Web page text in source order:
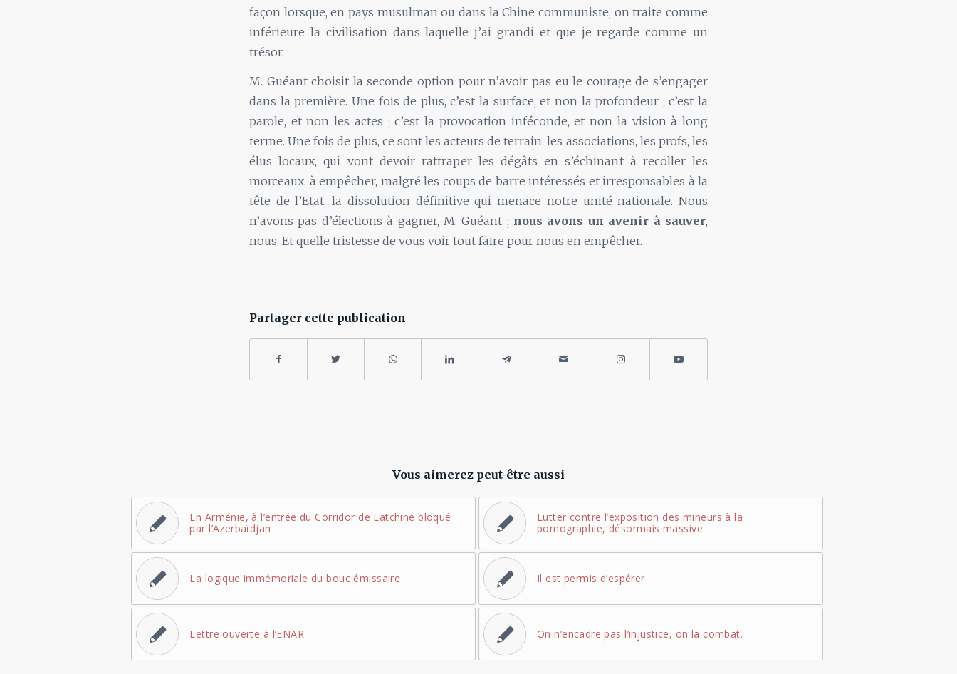
façon lorsque, en pays musulman ou dans la Chine communiste, on traite comme
inférieure la civilisation dans laquelle j’ai grandi et que je regarde comme un
trésor.
M. Guéant choisit la seconde option pour n’avoir pas eu le courage de s’engager
dans la première. Une fois de plus, c’est la surface, et non la profondeur ; c’est la
parole, et non les actes ; c’est la provocation inféconde, et non la vision à long
terme. Une fois de plus, ce sont les acteurs de terrain, les associations, les profs, les
élus locaux, qui vont devoir rattraper les dégâts en s’échinant à recoller les
morceaux, à empêcher, malgré les coups de barre intéressés et irresponsables à la
tête de l’Etat, la dissolution définitive qui menace notre unité nationale. Nous
n’avons pas d’élections à gagner, M. Guéant ; nous avons un avenir à sauver,
nous. Et quelle tristesse de vous voir tout faire pour nous en empêcher.
Partager cette publication
Vous aimerez peut-être aussi
En Arménie, à l’entrée du Corridor de Latchine bloqué
par l’Azerbaïdjan
Lutter contre l’exposition des mineurs à la
pornographie, désormais massive
La logique immémoriale du bouc émissaire Il est permis d’espérer
Lettre ouverte à l’ENAR On n’encadre pas l’injustice, on la combat.